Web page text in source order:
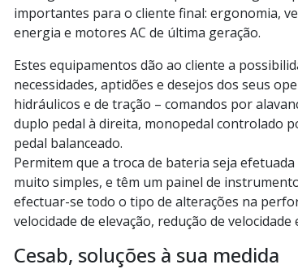
importantes para o cliente final: ergonomia,
energia e motores AC de última geração.
Estes equipamentos dão ao cliente a
necessidades, aptidões e desejos dos seus
hidráulicos e de tração – comandos por
duplo pedal à direita, monopedal controlado
pedal balanceado.
Permitem que a troca de bateria seja
muito simples, e têm um painel de
efectuar-se todo o tipo de alterações na
velocidade de elevação, redução de
Cesab, soluções à sua medida